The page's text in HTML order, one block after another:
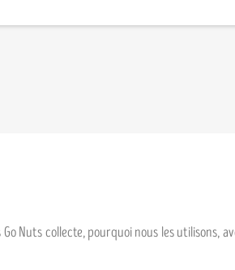
Nuts collecte, pourquoi nous les